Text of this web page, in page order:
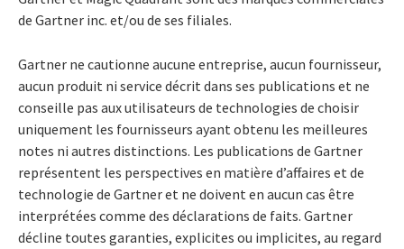
de Gartner inc. et/ou de ses filiales.
Gartner ne cautionne aucune entreprise, aucun fournisseur,
aucun produit ni service décrit dans ses publications et ne
conseille pas aux utilisateurs de technologies de choisir
uniquement les fournisseurs ayant obtenu les meilleures
notes ni autres distinctions. Les publications de Gartner
représentent les perspectives en matière d’affaires et de
technologie de Gartner et ne doivent en aucun cas être
interprétées comme des déclarations de faits. Gartner
décline toutes garanties, explicites ou implicites, au regard